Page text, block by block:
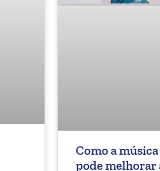
Como a música
pode melhorar